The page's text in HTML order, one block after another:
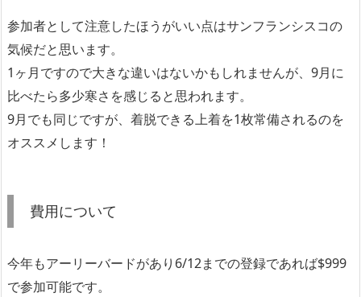
参加者として注意したほうがいい点はサンフランシスコの
気候だと思います。
1ヶ月ですので大きな違いはないかもしれませんが、9月に
比べたら多少寒さを感じると思われます。
9月でも同じですが、着脱できる上着を1枚常備されるのを
オススメします！
費用について
今年もアーリーバードがあり6/12までの登録であれば$999
で参加可能です。